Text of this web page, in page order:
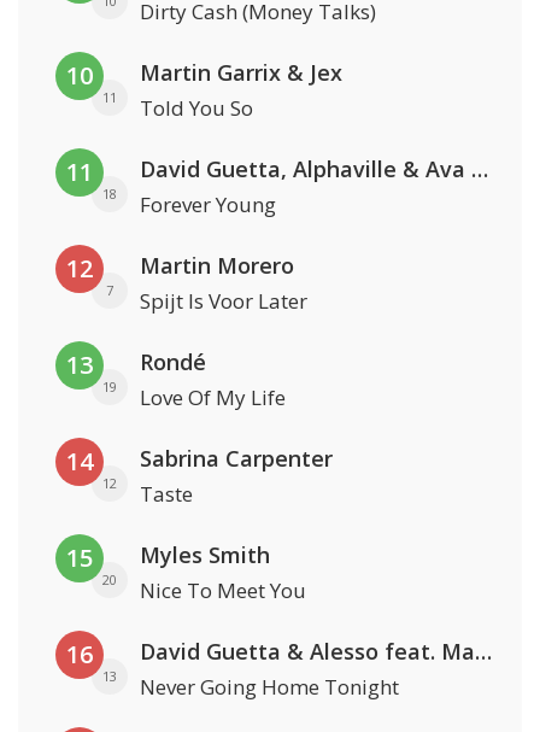
Dirty Cash (Money Talks)
10
11
Martin Garrix & Jex
Told You So
11
18
David Guetta, Alphaville & Ava Max
Forever Young
12
7
Martin Morero
Spijt Is Voor Later
13
19
Rondé
Love Of My Life
14
12
Sabrina Carpenter
Taste
15
20
Myles Smith
Nice To Meet You
16
13
David Guetta & Alesso feat. Madison Love
Never Going Home Tonight